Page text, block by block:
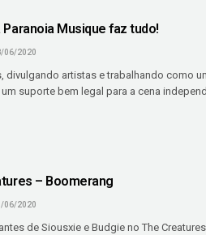
Musique faz tudo!
06/2020
divulgando artistas e trabalhando como
suporte bem legal para a cena
– Boomerang
06/2020
de Siousxie e Budgie no The